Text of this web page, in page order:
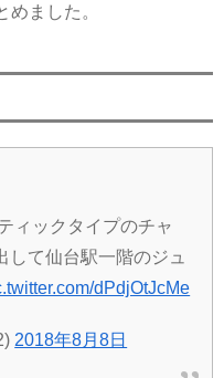
ました。
ィックタイプのチャ
して仙台駅一階のジュ
dPdjOtJcMe
2018年8月8日